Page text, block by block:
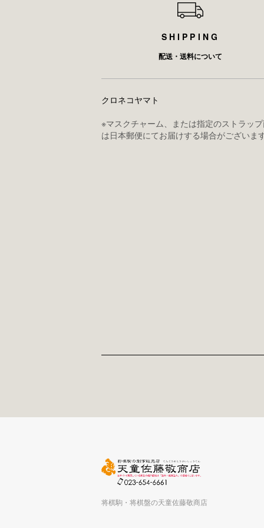
SHIPPING
配送・送料について
クロネコヤマト
※マスクチャーム、または指定のストラッ
は日本郵便にてお届けする場合がございます
将棋駒・将棋盤の天童佐藤敬商店